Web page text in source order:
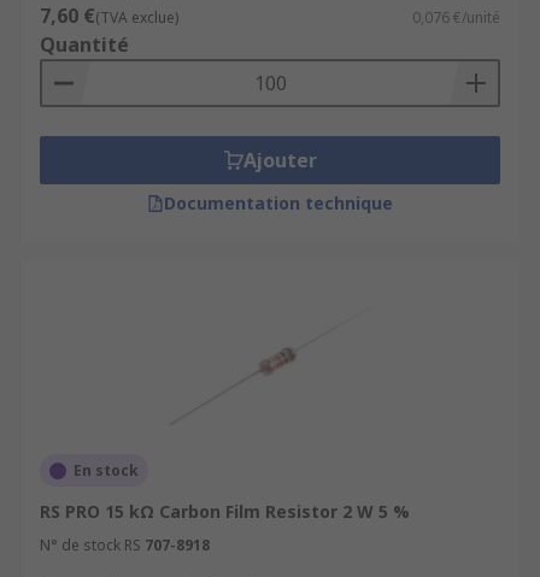
7,60 €(TVA exclue) 0,076 €/unité
Quantité
Ajouter
Documentation technique
En stock
RS PRO 15 kΩ Carbon Film Resistor 2 W 5 %
N° de stock RS 707-8918